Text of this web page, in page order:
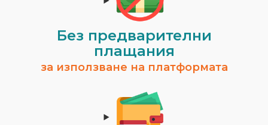
Без предварителни
плащания
за използване на платформата